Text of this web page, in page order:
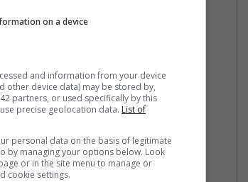
on a device
and information from your device
other device data) may be stored by,
partners, or used specifically by this
precise geolocation data. List of
personal data on the basis of legitimate
by managing your options below. Look
or in the site menu to manage or
cookie settings.